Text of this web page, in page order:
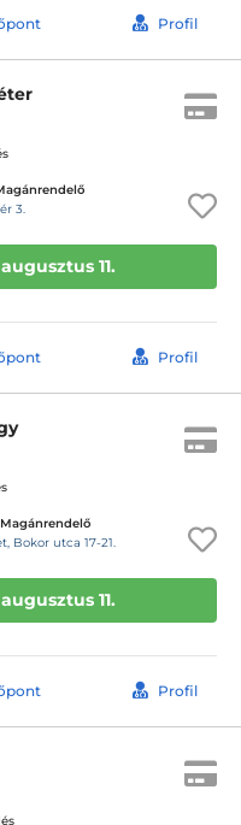
Profil
3.
augusztus 11.
Profil
Bokor utca 17-21.
augusztus 11.
Profil